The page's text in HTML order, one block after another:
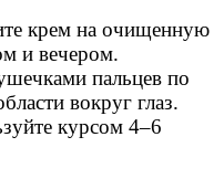
крем на очищенную
и вечером.
пальцев по
вокруг глаз.
курсом 4–6